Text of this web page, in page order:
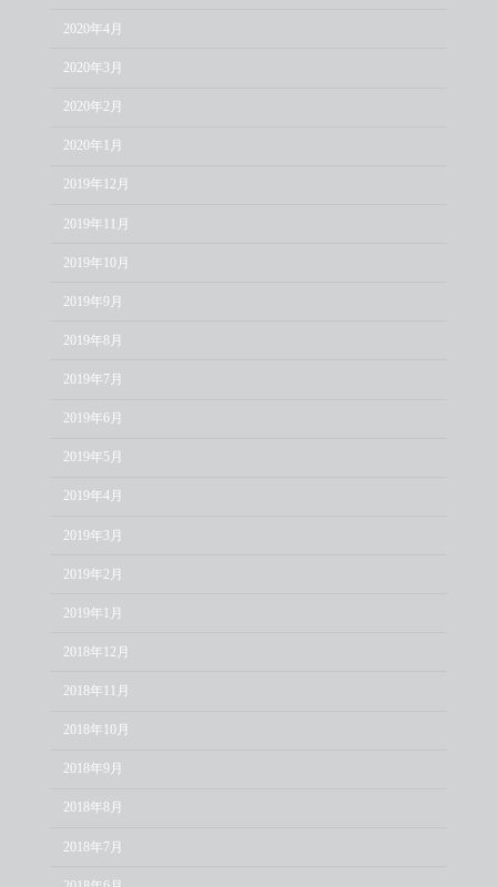
2020年4月
2020年3月
2020年2月
2020年1月
2019年12月
2019年11月
2019年10月
2019年9月
2019年8月
2019年7月
2019年6月
2019年5月
2019年4月
2019年3月
2019年2月
2019年1月
2018年12月
2018年11月
2018年10月
2018年9月
2018年8月
2018年7月